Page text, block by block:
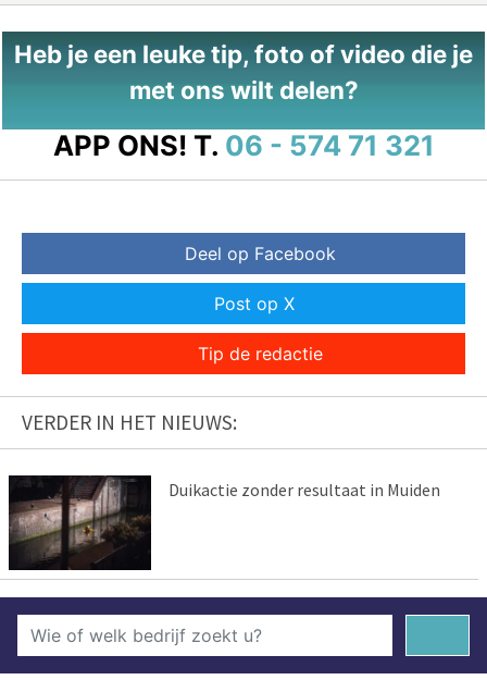
Heb je een leuke tip, foto of video die je
met ons wilt delen?
APP ONS! T. 06 - 574 71 321
Deel op Facebook
Post op X
Tip de redactie
VERDER IN HET NIEUWS:
Duikactie zonder resultaat in Muiden